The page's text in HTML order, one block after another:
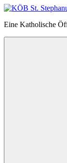
Zum
springen
KÖB
Eine Katholische